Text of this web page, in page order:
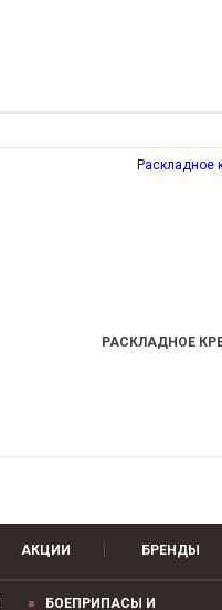
РАСКЛАДНОЕ
АКЦИИ БРЕНДЫ
БОЕПРИПАСЫ И